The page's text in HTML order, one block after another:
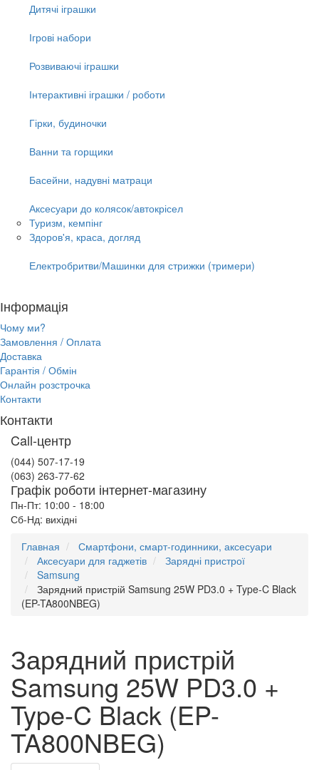
Дитячі іграшки
Ігрові набори
Розвиваючі іграшки
Інтерактивні іграшки / роботи
Гірки, будиночки
Ванни та горщики
Басейни, надувні матраци
Аксесуари до колясок/автокрісел
Туризм, кемпінг
Здоров'я, краса, догляд
Електробритви/Машинки для стрижки (тримери)
Інформація
Чому ми?
Замовлення / Оплата
Доставка
Гарантія / Обмін
Онлайн розстрочка
Контакти
Контакти
Call-центр
(044) 507-17-19
(063) 263-77-62
Графік роботи інтернет-магазину
Пн-Пт: 10:00 - 18:00
Сб-Нд: вихідні
Главная
Смартфони, смарт-годинники, аксесуари
Аксесуари для гаджетів
Зарядні пристрої
Samsung
Зарядний пристрій Samsung 25W PD3.0 + Type-C Black
(EP-TA800NBEG)
Зарядний пристрій
Samsung 25W PD3.0 +
Type-C Black (EP-
TA800NBEG)